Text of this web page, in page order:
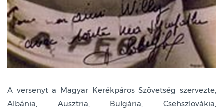
A versenyt a Magyar Kerékpáros Szövetség szervezte,
Albánia, Ausztria, Bulgária, Csehszlovákia,